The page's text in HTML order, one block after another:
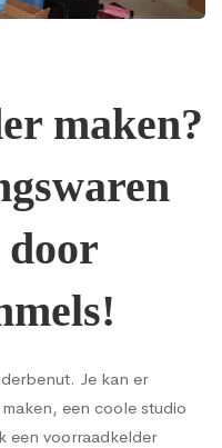
maken?
door
Je kan er
een coole studio
een voorraadkelder